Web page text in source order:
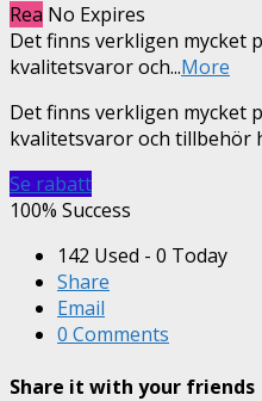
Rea No Expires
Det finns verkligen mycket
kvalitetsvaror och...More
Det finns verkligen mycket
kvalitetsvaror och tillbehör
Se rabatt
100% Success
142 Used - 0 Today
Share
Email
0 Comments
Share it with your friends